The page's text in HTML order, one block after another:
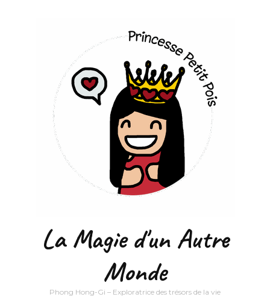
La Magie d'un Autre
Monde
Phong Hong-Gi – Exploratrice des trésors de la vie